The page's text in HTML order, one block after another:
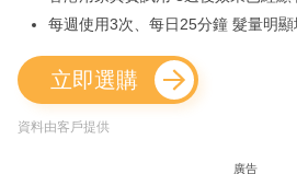
每週使用3次、每日25分鐘 髮量明顯
立即選購
資料由客戶提供
廣告